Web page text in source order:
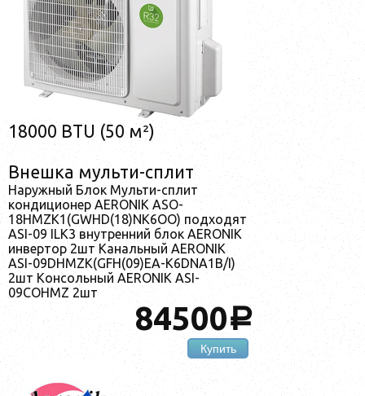
18000 BTU (50 м²)
Внешка мульти-сплит
Наружный Блок Мульти-сплит
кондиционер AERONIK ASO-
18HMZK1(GWHD(18)NK6OO) подходят
ASI-09 ILK3 внутренний блок AERONIK
инвертор 2шт Канальный AERONIK
ASI-09DHMZK(GFH(09)EA-K6DNA1B/I)
2шт Консольный AERONIK ASI-
09COHMZ 2шт
84500a
Купить